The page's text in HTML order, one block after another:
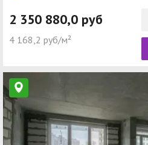
2 350 880,0 руб
4 168,2 руб/м²